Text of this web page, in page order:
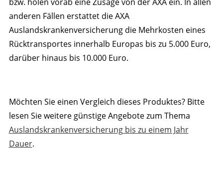
anderen Fällen erstattet die AXA
Auslandskrankenversicherung die Mehrkosten eines
Rücktransportes innerhalb Europas bis zu 5.000 Euro,
darüber hinaus bis 10.000 Euro.
Möchten Sie einen Vergleich dieses Produktes? Bitte
lesen Sie weitere günstige Angebote zum Thema
Auslandskrankenversicherung bis zu einem Jahr
Dauer.